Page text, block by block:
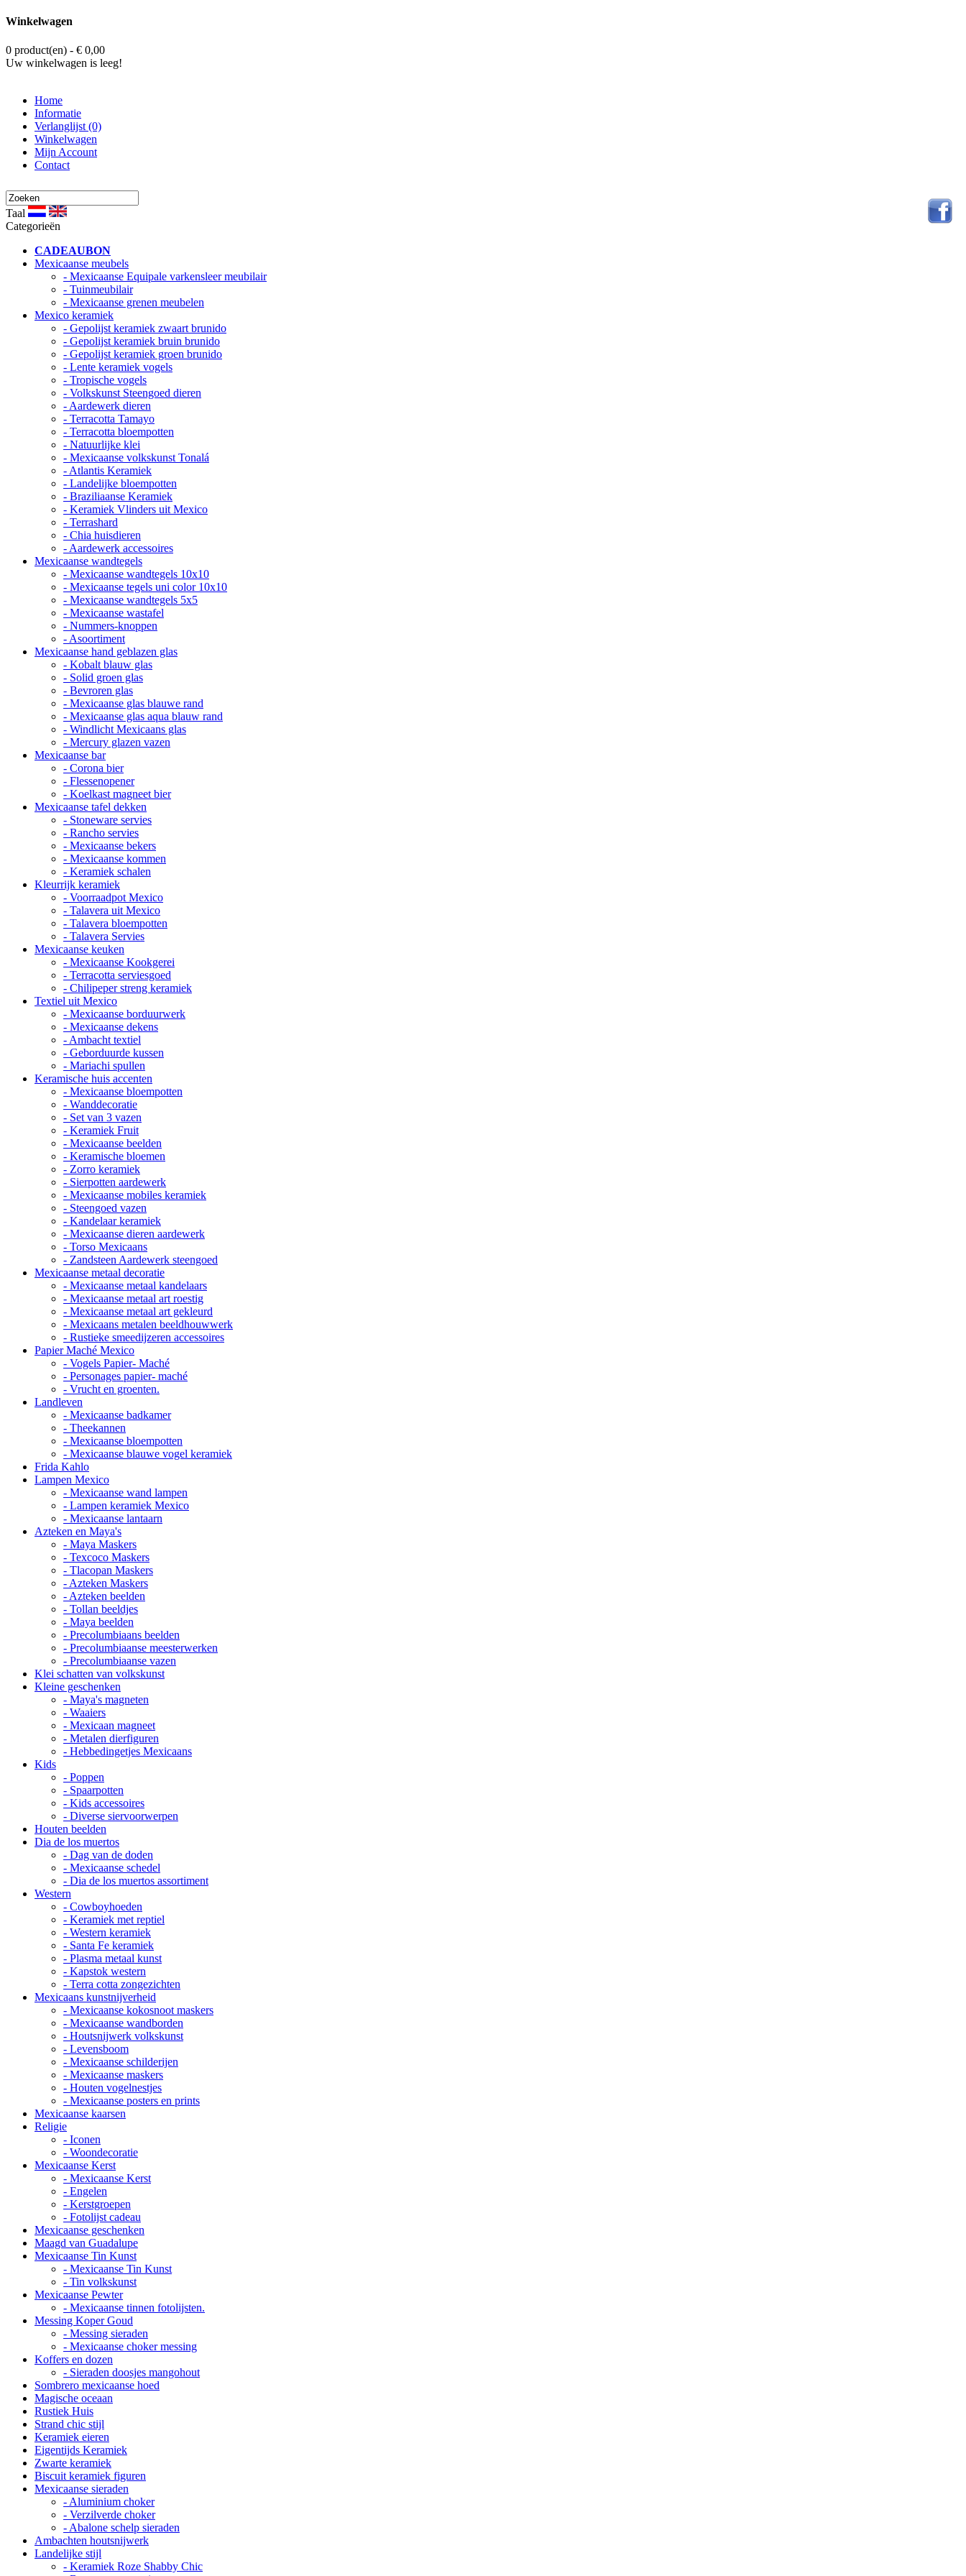
Winkelwagen
0 product(en) - € 0,00
Uw winkelwagen is leeg!
Home
Informatie
Verlanglijst (0)
Winkelwagen
Mijn Account
Contact
Taal
Categorieën
CADEAUBON
Mexicaanse meubels
- Mexicaanse Equipale varkensleer meubilair
- Tuinmeubilair
- Mexicaanse grenen meubelen
Mexico keramiek
- Gepolijst keramiek zwaart brunido
- Gepolijst keramiek bruin brunido
- Gepolijst keramiek groen brunido
- Lente keramiek vogels
- Tropische vogels
- Volkskunst Steengoed dieren
- Aardewerk dieren
- Terracotta Tamayo
- Terracotta bloempotten
- Natuurlijke klei
- Mexicaanse volkskunst Tonalá
- Atlantis Keramiek
- Landelijke bloempotten
- Braziliaanse Keramiek
- Keramiek Vlinders uit Mexico
- Terrashard
- Chia huisdieren
- Aardewerk accessoires
Mexicaanse wandtegels
- Mexicaanse wandtegels 10x10
- Mexicaanse tegels uni color 10x10
- Mexicaanse wandtegels 5x5
- Mexicaanse wastafel
- Nummers-knoppen
- Asoortiment
Mexicaanse hand geblazen glas
- Kobalt blauw glas
- Solid groen glas
- Bevroren glas
- Mexicaanse glas blauwe rand
- Mexicaanse glas aqua blauw rand
- Windlicht Mexicaans glas
- Mercury glazen vazen
Mexicaanse bar
- Corona bier
- Flessenopener
- Koelkast magneet bier
Mexicaanse tafel dekken
- Stoneware servies
- Rancho servies
- Mexicaanse bekers
- Mexicaanse kommen
- Keramiek schalen
Kleurrijk keramiek
- Voorraadpot Mexico
- Talavera uit Mexico
- Talavera bloempotten
- Talavera Servies
Mexicaanse keuken
- Mexicaanse Kookgerei
- Terracotta serviesgoed
- Chilipeper streng keramiek
Textiel uit Mexico
- Mexicaanse borduurwerk
- Mexicaanse dekens
- Ambacht textiel
- Geborduurde kussen
- Mariachi spullen
Keramische huis accenten
- Mexicaanse bloempotten
- Wanddecoratie
- Set van 3 vazen
- Keramiek Fruit
- Mexicaanse beelden
- Keramische bloemen
- Zorro keramiek
- Sierpotten aardewerk
- Mexicaanse mobiles keramiek
- Steengoed vazen
- Kandelaar keramiek
- Mexicaanse dieren aardewerk
- Torso Mexicaans
- Zandsteen Aardewerk steengoed
Mexicaanse metaal decoratie
- Mexicaanse metaal kandelaars
- Mexicaanse metaal art roestig
- Mexicaanse metaal art gekleurd
- Mexicaans metalen beeldhouwwerk
- Rustieke smeedijzeren accessoires
Papier Maché Mexico
- Vogels Papier- Maché
- Personages papier- maché
- Vrucht en groenten.
Landleven
- Mexicaanse badkamer
- Theekannen
- Mexicaanse bloempotten
- Mexicaanse blauwe vogel keramiek
Frida Kahlo
Lampen Mexico
- Mexicaanse wand lampen
- Lampen keramiek Mexico
- Mexicaanse lantaarn
Azteken en Maya's
- Maya Maskers
- Texcoco Maskers
- Tlacopan Maskers
- Azteken Maskers
- Azteken beelden
- Tollan beeldjes
- Maya beelden
- Precolumbiaans beelden
- Precolumbiaanse meesterwerken
- Precolumbiaanse vazen
Klei schatten van volkskunst
Kleine geschenken
- Maya's magneten
- Waaiers
- Mexicaan magneet
- Metalen dierfiguren
- Hebbedingetjes Mexicaans
Kids
- Poppen
- Spaarpotten
- Kids accessoires
- Diverse siervoorwerpen
Houten beelden
Dia de los muertos
- Dag van de doden
- Mexicaanse schedel
- Dia de los muertos assortiment
Western
- Cowboyhoeden
- Keramiek met reptiel
- Western keramiek
- Santa Fe keramiek
- Plasma metaal kunst
- Kapstok western
- Terra cotta zongezichten
Mexicaans kunstnijverheid
- Mexicaanse kokosnoot maskers
- Mexicaanse wandborden
- Houtsnijwerk volkskunst
- Levensboom
- Mexicaanse schilderijen
- Mexicaanse maskers
- Houten vogelnestjes
- Mexicaanse posters en prints
Mexicaanse kaarsen
Religie
- Iconen
- Woondecoratie
Mexicaanse Kerst
- Mexicaanse Kerst
- Engelen
- Kerstgroepen
- Fotolijst cadeau
Mexicaanse geschenken
Maagd van Guadalupe
Mexicaanse Tin Kunst
- Mexicaanse Tin Kunst
- Tin volkskunst
Mexicaanse Pewter
- Mexicaanse tinnen fotolijsten.
Messing Koper Goud
- Messing sieraden
- Mexicaanse choker messing
Koffers en dozen
- Sieraden doosjes mangohout
Sombrero mexicaanse hoed
Magische oceaan
Rustiek Huis
Strand chic stijl
Keramiek eieren
Eigentijds Keramiek
Zwarte keramiek
Biscuit keramiek figuren
Mexicaanse sieraden
- Aluminium choker
- Verzilverde choker
- Abalone schelp sieraden
Ambachten houtsnijwerk
Landelijke stijl
- Keramiek Roze Shabby Chic